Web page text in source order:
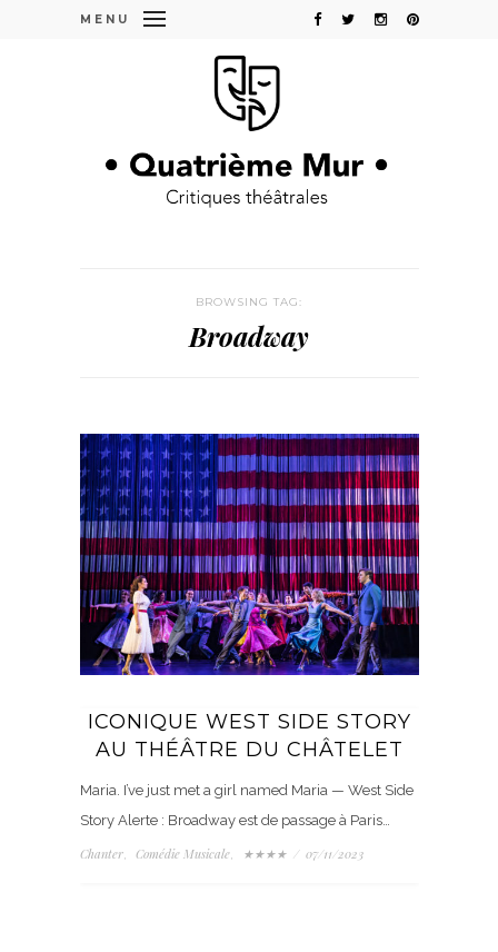
MENU
BROWSING TAG:
Broadway
ICONIQUE WEST SIDE STORY
AU THÉÂTRE DU CHÂTELET
Maria. I’ve just met a girl named Maria — West Side
Story Alerte : Broadway est de passage à Paris…
Chanter, Comédie Musicale, ★★★★ / 07/11/2023